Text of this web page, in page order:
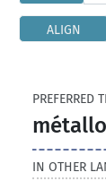
ALIGN
PREFERRED
IN OTHER